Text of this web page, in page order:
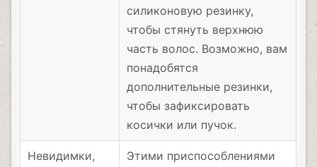
силиконовую резинку,
чтобы стянуть верхнюю
часть волос. Возможно, вам
понадобятся
дополнительные резинки,
чтобы зафиксировать
косички или пучок.
Невидимки,
Этими приспособлениями